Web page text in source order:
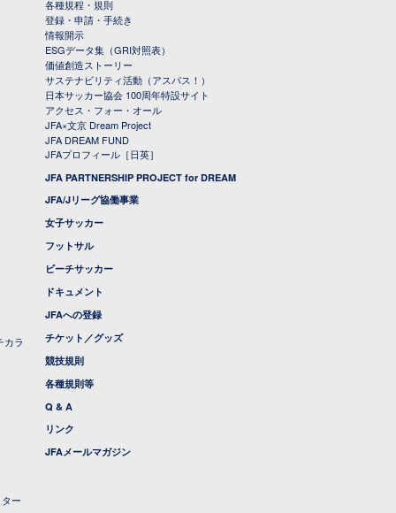
カラ
ー
各種規程・規則
登録・申請・手続き
情報開示
ESGデータ集（GRI対照表）
価値創造ストーリー
サステナビリティ活動（アスパス！）
日本サッカー協会 100周年特設サイト
アクセス・フォー・オール
JFA×文京 Dream Project
JFA DREAM FUND
JFAプロフィール［日英］
JFA PARTNERSHIP PROJECT for DREAM
JFA/Jリーグ協働事業
女子サッカー
フットサル
ビーチサッカー
ドキュメント
JFAへの登録
チケット／グッズ
競技規則
各種規則等
Q & A
リンク
JFAメールマガジン